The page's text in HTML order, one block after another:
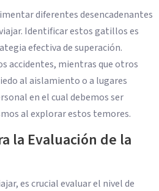
diferentes desencadenantes
Identificar estos gatillos es
efectiva de superación.
accidentes, mientras que otros
al aislamiento o a lugares
en el cual debemos ser
al explorar estos temores.
la Evaluación de la
es crucial evaluar el nivel de